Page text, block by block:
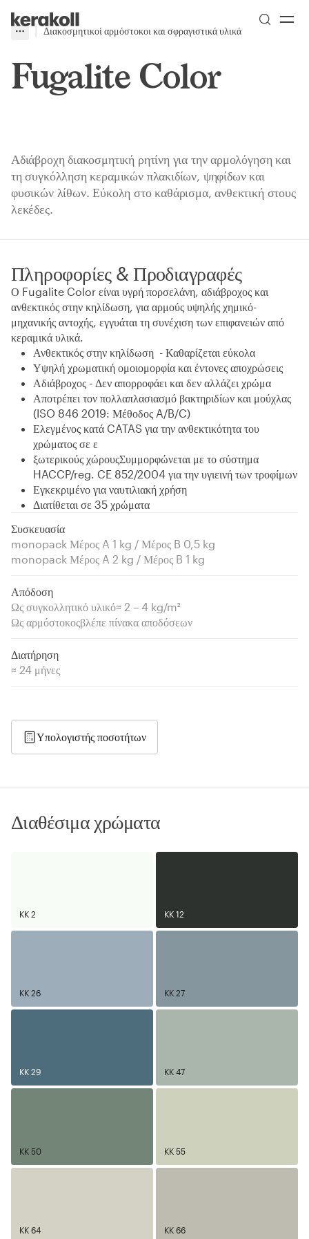
Go to Homepage
More
Toggle menu
Διακοσμητικοί αρμόστοκοι και σφραγιστικά υλικά
Fugalite Color
Αδιάβροχη διακοσμητική ρητίνη για την αρμολόγηση και
τη συγκόλληση κεραμικών πλακιδίων, ψηφίδων και
φυσικών λίθων. Εύκολη στο καθάρισμα, ανθεκτική στους
λεκέδες.
Πληροφορίες & Προδιαγραφές
Ο Fugalite Color είναι υγρή πορσελάνη, αδιάβροχος και
ανθεκτικός στην κηλίδωση, για αρμούς υψηλής χημικό-
μηχανικής αντοχής, εγγυάται τη συνέχιση των επιφανειών από
κεραμικά υλικά.
Ανθεκτικός στην κηλίδωση - Καθαρίζεται εύκολα
Υψηλή χρωματική ομοιομορφία και έντονες αποχρώσεις
Αδιάβροχος - Δεν απορροφάει και δεν αλλάζει χρώμα
Αποτρέπει τον πολλαπλασιασμό βακτηριδίων και μούχλας
(ISO 846 2019: Μέθοδος A/B/C)
Ελεγμένος κατά CATAS για την ανθεκτικότητα του
χρώματος σε ε
ξωτερικούς χώρουςΣυμμορφώνεται με το σύστημα
HACCP/reg. CE 852/2004 για την υγιεινή των τροφίμων
Εγκεκριμένο για ναυτιλιακή χρήση
Διατίθεται σε 35 χρώματα
Συσκευασία
monopack Μέρος A 1 kg / Μέρος B 0,5 kg
monopack Μέρος A 2 kg / Μέρος B 1 kg
Απόδοση
Ως συγκολλητικό υλικό≈ 2 – 4 kg/m²
Ως αρμόστοκοςβλέπε πίνακα αποδόσεων
Διατήρηση
≈ 24 μήνες
Υπολογιστής ποσοτήτων
Διαθέσιμα χρώματα
KK 2 KK 12
KK 26 KK 27
KK 29 KK 47
KK 50 KK 55
KK 64 KK 66